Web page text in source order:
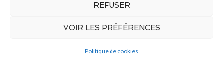
REFUSER
VOIR LES PRÉFÉRENCES
Politique de cookies
COPYRIGHT © 2026 · MARIE-JOSÉE ROY